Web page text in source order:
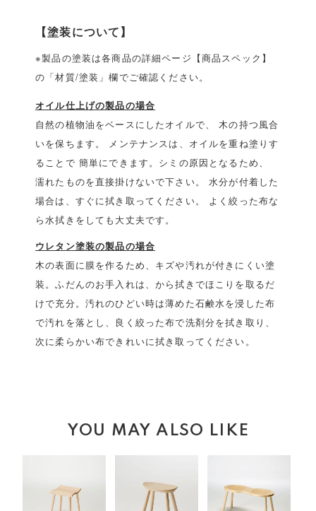
【塗装について】
※製品の塗装は各商品の詳細ページ【商品スペック】
の「材質/塗装」欄でご確認ください。
オイル仕上げの製品の場合
自然の植物油をベースにしたオイルで、 木の持つ風合
いを保ちます。 メンテナンスは、オイルを重ね塗りす
ることで 簡単にできます。シミの原因となるため、
濡れたものを直接掛けないで下さい。 水分が付着した
場合は、すぐに拭き取ってください。 よく絞った布な
ら水拭きをしても大丈夫です。
ウレタン塗装の製品の場合
木の表面に膜を作るため、キズや汚れが付きにくい塗
装。ふだんのお手入れは、から拭きでほこりを取るだ
けで充分。汚れのひどい時は薄めた石鹸水を浸した布
で汚れを落とし、良く絞った布で洗剤分を拭き取り、
次に柔らかい布できれいに拭き取ってください。
YOU MAY ALSO LIKE